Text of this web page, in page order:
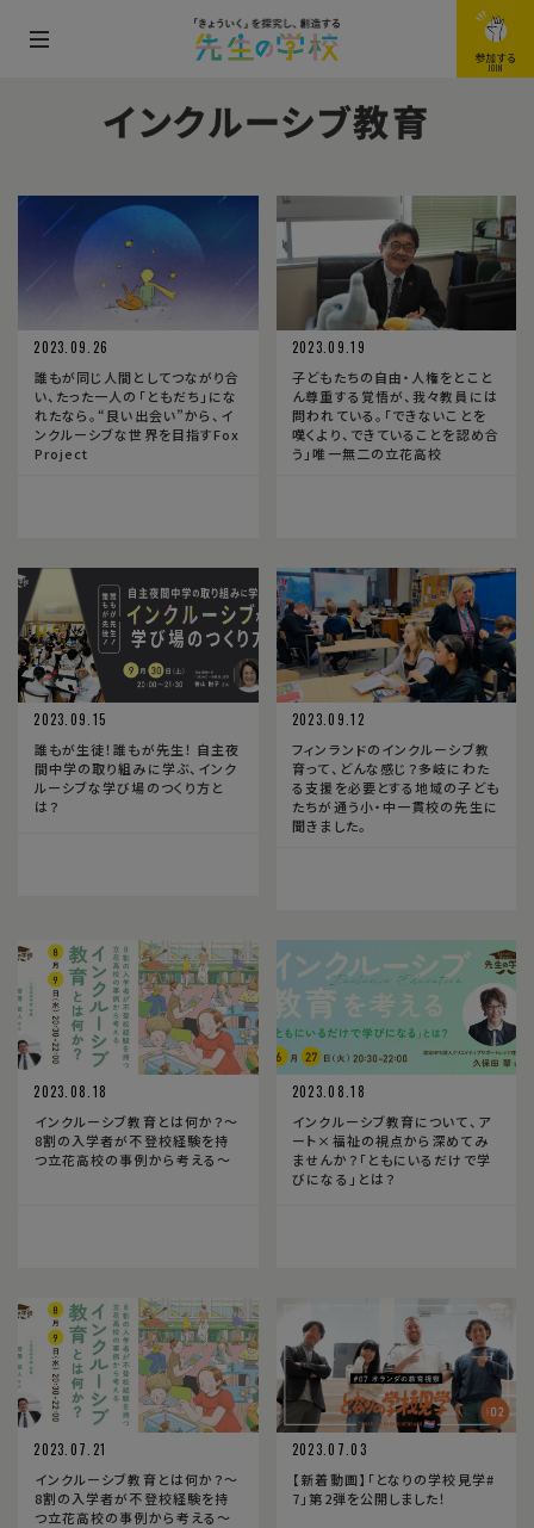
メ
す
参加する
JOIN
インクルーシブ教育
2023.09.26
誰もが同じ人間としてつながり合
い、たった一人の「ともだち」にな
れたなら。“良い出会い”から、イ
ンクルーシブな世界を目指すFox
Project
2023.09.19
子どもたちの自由・人権をとこと
ん尊重する覚悟が、我々教員には
問われている。「できないことを
嘆くより、できていることを認め合
う」唯一無二の立花高校
2023.09.15
誰もが生徒！誰もが先生！ 自主夜
間中学の取り組みに学ぶ、インク
ルーシブな学び場のつくり方と
は？
2023.09.12
フィンランドのインクルーシブ教
育って、どんな感じ？多岐にわた
る支援を必要とする地域の子ども
たちが通う小・中一貫校の先生に
聞きました。
2023.08.18
インクルーシブ教育とは何か？〜
8割の入学者が不登校経験を持
つ立花高校の事例から考える〜
2023.08.18
インクルーシブ教育について、ア
ート×福祉の視点から深めてみ
ませんか？「ともにいるだけで学
びになる」とは？
2023.07.21
インクルーシブ教育とは何か？〜
8割の入学者が不登校経験を持
つ立花高校の事例から考える〜
2023.07.03
【新着動画】「となりの学校見学#
7」第2弾を公開しました！